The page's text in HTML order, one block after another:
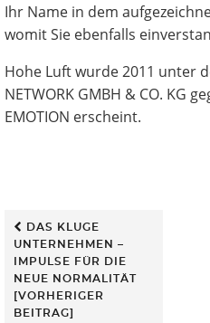
Ihr Name in dem
womit Sie ebenfalls
Hohe Luft wurde 2011 unter
NETWORK GMBH & CO. KG
EMOTION erscheint.
Beitrags-
Navigation
DAS KLUGE
UNTERNEHMEN –
IMPULSE FÜR DIE
NEUE NORMALITÄT
[VORHERIGER
BEITRAG]